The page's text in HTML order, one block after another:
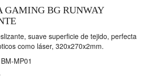
GAMING BG RUNWAY
suave superficie de tejido, perfecta
como láser, 320x270x2mm.
BM-MP01